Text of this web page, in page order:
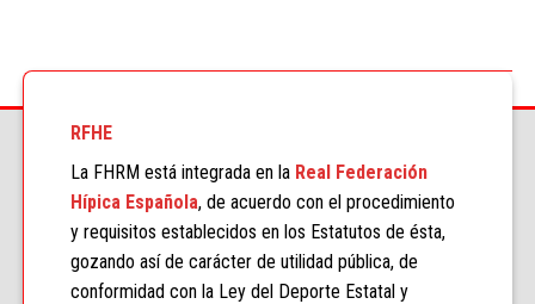
RFHE
La FHRM está integrada en la Real Federación
Hípica Española, de acuerdo con el procedimiento
y requisitos establecidos en los Estatutos de ésta,
gozando así de carácter de utilidad pública, de
conformidad con la Ley del Deporte Estatal y